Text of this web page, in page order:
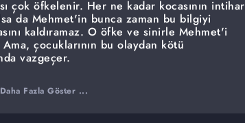
çok öfkelenir. Her ne kadar kocasının intihar
da Mehmet'in bunca zaman bu bilgiyi
kaldıramaz. O öfke ve sinirle Mehmet'i
çocuklarının bu olaydan kötü
vazgeçer.
öğrenen Defne bu bilgiyi ablasıyla
kızar ve hesap sormak için Mehmet'in
Daha Fazla Göster ...